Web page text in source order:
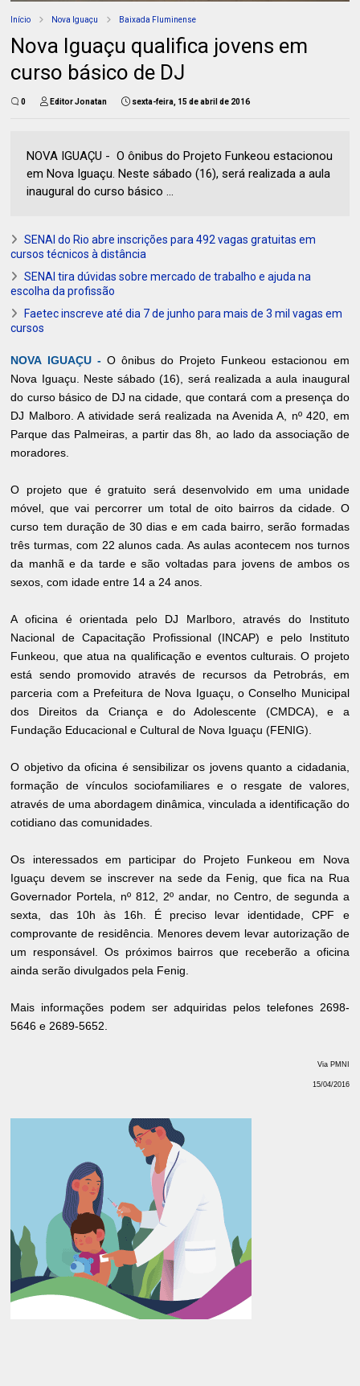
Início Nova Iguaçu Baixada Fluminense
Nova Iguaçu qualifica jovens em
curso básico de DJ
0 Editor Jonatan sexta-feira, 15 de abril de 2016
NOVA IGUAÇU - O ônibus do Projeto Funkeou estacionou
em Nova Iguaçu. Neste sábado (16), será realizada a aula
inaugural do curso básico ...
SENAI do Rio abre inscrições para 492 vagas gratuitas em
cursos técnicos à distância
SENAI tira dúvidas sobre mercado de trabalho e ajuda na
escolha da profissão
Faetec inscreve até dia 7 de junho para mais de 3 mil vagas em
cursos
NOVA IGUAÇU - O ônibus do Projeto Funkeou estacionou em
Nova Iguaçu. Neste sábado (16), será realizada a aula inaugural
do curso básico de DJ na cidade, que contará com a presença do
DJ Malboro. A atividade será realizada na Avenida A, nº 420, em
Parque das Palmeiras, a partir das 8h, ao lado da associação de
moradores.
O projeto que é gratuito será desenvolvido em uma unidade
móvel, que vai percorrer um total de oito bairros da cidade. O
curso tem duração de 30 dias e em cada bairro, serão formadas
três turmas, com 22 alunos cada. As aulas acontecem nos turnos
da manhã e da tarde e são voltadas para jovens de ambos os
sexos, com idade entre 14 a 24 anos.
A oficina é orientada pelo DJ Marlboro, através do Instituto
Nacional de Capacitação Profissional (INCAP) e pelo Instituto
Funkeou, que atua na qualificação e eventos culturais. O projeto
está sendo promovido através de recursos da Petrobrás, em
parceria com a Prefeitura de Nova Iguaçu, o Conselho Municipal
dos Direitos da Criança e do Adolescente (CMDCA), e a
Fundação Educacional e Cultural de Nova Iguaçu (FENIG).
O objetivo da oficina é sensibilizar os jovens quanto a cidadania,
formação de vínculos sociofamiliares e o resgate de valores,
através de uma abordagem dinâmica, vinculada a identificação do
cotidiano das comunidades.
Os interessados em participar do Projeto Funkeou em Nova
Iguaçu devem se inscrever na sede da Fenig, que fica na Rua
Governador Portela, nº 812, 2º andar, no Centro, de segunda a
sexta, das 10h às 16h. É preciso levar identidade, CPF e
comprovante de residência. Menores devem levar autorização de
um responsável. Os próximos bairros que receberão a oficina
ainda serão divulgados pela Fenig.
Mais informações podem ser adquiridas pelos telefones 2698-
5646 e 2689-5652.
Via PMNI
15/04/2016